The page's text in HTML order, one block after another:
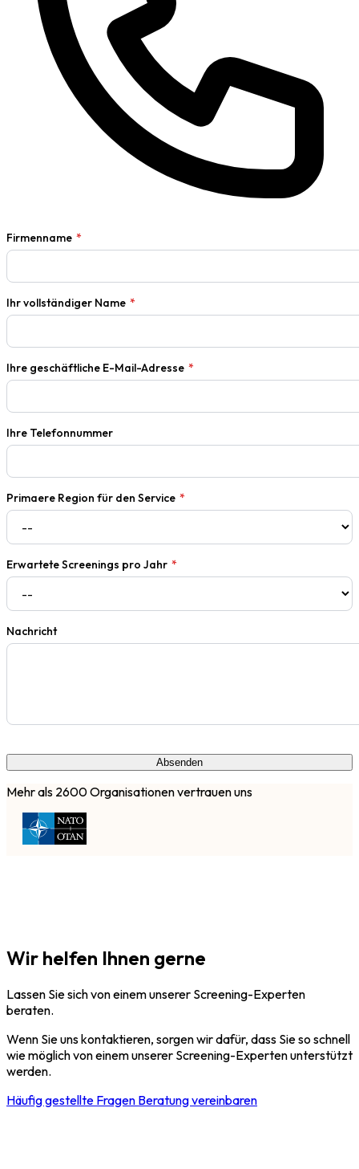
Firmenname *
Ihr vollständiger Name *
Ihre geschäftliche E-Mail-Adresse *
Ihre Telefonnummer
Primaere Region für den Service *
Erwartete Screenings pro Jahr *
Nachricht
Absenden
Mehr als 2600 Organisationen vertrauen uns
Wir helfen Ihnen gerne
Lassen Sie sich von einem unserer Screening-Experten
beraten.
Wenn Sie uns kontaktieren, sorgen wir dafür, dass Sie so schnell
wie möglich von einem unserer Screening-Experten unterstützt
werden.
Häufig gestellte Fragen Beratung vereinbaren